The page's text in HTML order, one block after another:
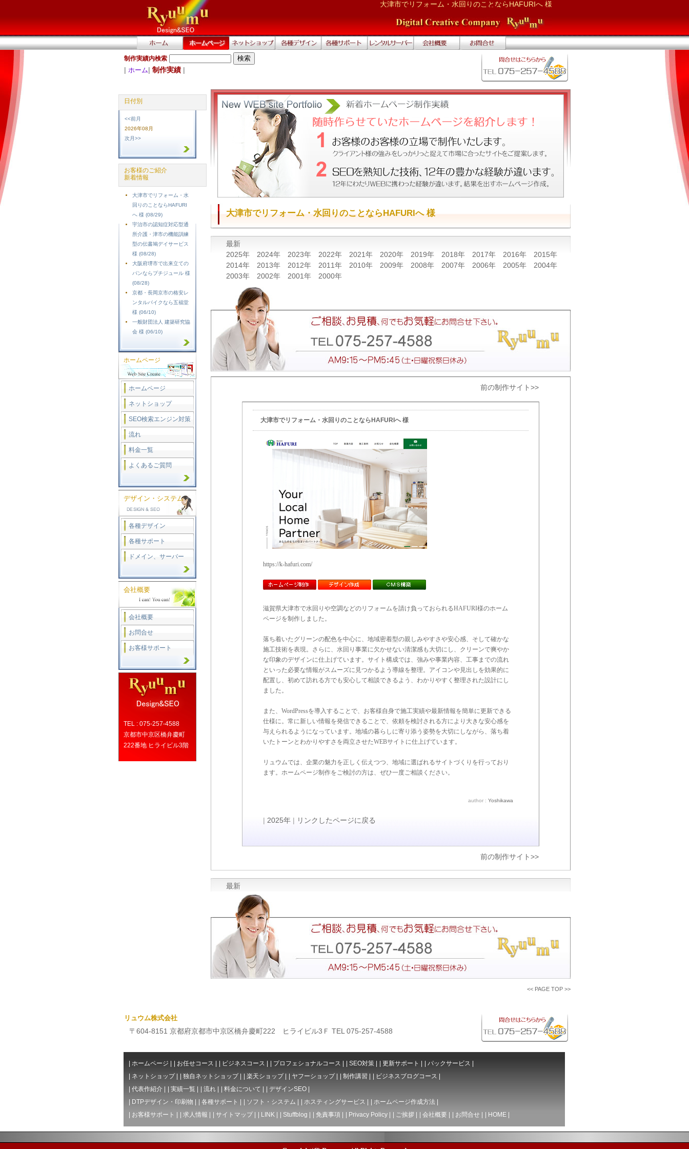
大津市でリフォーム・水回りのことならHAFURIへ 様
制作実績内検索
| ホーム| 制作実績|
大津市でリフォーム・水回りのことならHAFURIへ 様
最新
2025年
2024年 2023年 2022年 2021年 2020年 2019年 2018年 2017年 2016年
2015年
2014年
2013年 2012年 2011年 2010年 2009年 2008年 2007年 2006年 2005年
2004年
2003年
2002年 2001年 2000年
前の制作サイト>>
大津市でリフォーム・水回りのことならHAFURIへ 様
https://k-hafuri.com/
滋賀県大津市で水回りや空調などのリフォームを請け負っておられるHAFURI様のホーム
ページを制作しました。
落ち着いたグリーンの配色を中心に、地域密着型の親しみやすさや安心感、そして確かな
施工技術を表現。さらに、水回り事業に欠かせない清潔感も大切にし、クリーンで爽やか
な印象のデザインに仕上げています。サイト構成では、強みや事業内容、工事までの流れ
といった必要な情報がスムーズに見つかるよう導線を整理。アイコンや見出しを効果的に
配置し、初めて訪れる方でも安心して相談できるよう、わかりやすく整理された設計にし
ました。
また、WordPressを導入することで、お客様自身で施工実績や最新情報を簡単に更新できる
仕様に。常に新しい情報を発信できることで、依頼を検討される方により大きな安心感を
与えられるようになっています。地域の暮らしに寄り添う姿勢を大切にしながら、落ち着
いたトーンとわかりやすさを両立させたWEBサイトに仕上げています。
リュウムでは、企業の魅力を正しく伝えつつ、地域に選ばれるサイトづくりを行っており
ます。ホームページ制作をご検討の方は、ぜひ一度ご相談ください。
author : Yoshikawa
| 2025年| リンクしたページに戻る
前の制作サイト>>
最新
<< PAGE TOP>>
日付別
<<前月
2026年08月
次月>>
お客様のご紹介
新着情報
大津市でリフォーム・水
回りのことならHAFURI
へ 様 (08/29)
宇治市の認知症対応型通
所介護・津市の機能訓練
型の伝書鳩デイサービス
様 (08/28)
大阪府堺市で出来立ての
パンならプチジュール 様
(08/28)
京都・長岡京市の格安レ
ンタルバイクなら五福堂
様 (06/10)
一般財団法人 建築研究協
会 様 (06/10)
ホームページ
ホームページ
ネットショップ
SEO検索エンジン対策
流れ
料金一覧
よくあるご質問
デザイン・システム
各種デザイン
各種サポート
ドメイン、サーバー
会社概要
会社概要
お問合せ
お客様サポート
TEL : 075-257-4588
京都市中京区橋弁慶町
222番地 ヒライビル3階
リュウム株式会社
〒604-8151 京都府京都市中京区橋弁慶町222 ヒライビル3Ｆ TEL 075-257-4588
|ホームページ お任せコース ビジネスコース プロフェショナルコース |SEO対策 |更新サポート |パックサービス
ネットショップ| |独自ネットショップ| |楽天ショップ| ヤフーショップ| |制作講習 ビジネスブログコース
|代表作紹介 |実績一覧 |流れ |料金について |デザインSEO
DTPデザイン・印刷物 |各種サポート ソフト・システム |ホスティングサービス |ホームページ作成方法
お客様サポート |求人情報 |サイトマップ LINK Stuffblog |免責事項 Privacy Policy ご挨拶 |会社概要 お問合せ HOME